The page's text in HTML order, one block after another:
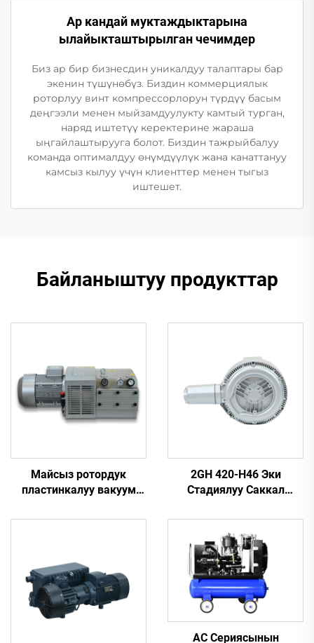
Ар кандай муктаждыктарына
ылайыкташтырылган чечимдер
Биз ар бир бизнесдин уникалдуу талаптары бар
экенин түшүнөбүз. Биздин коммерциялык
роторлуу винт компрессорлорун түрдүү басым
деңгээли менен мыйзамдуулукту камтый турган,
наряд иштетүү керектерине жараша
ыңгайлаштырууга болот. Биздин тажрыйбалуу
команда оптималдуу өнүмдүүлүк жана канаттануу
камсыз кылуу үчүн клиенттер менен тыгыз
иштешет.
Байланыштуу продукттар
Майсыз ротордук
пластинкалуу вакуум
2GH 420-H46 Эки
Стадиялуу Саккал
фазалуу Жогорку
Басымдагы Ауа Насосу
AC Сериясынын